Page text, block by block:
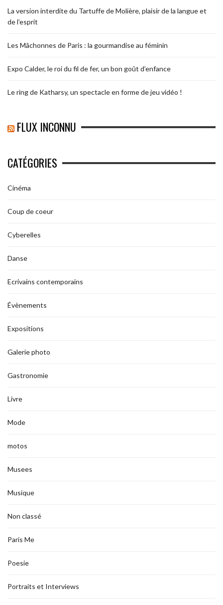
La version interdite du Tartuffe de Molière, plaisir de la langue et
de l’esprit
Les Mâchonnes de Paris : la gourmandise au féminin
Expo Calder, le roi du fil de fer, un bon goût d’enfance
Le ring de Katharsy, un spectacle en forme de jeu vidéo !
FLUX INCONNU
CATÉGORIES
Cinéma
Coup de coeur
Cyberelles
Danse
Ecrivains contemporains
Évènements
Expositions
Galerie photo
Gastronomie
Livre
Mode
motos
Musees
Musique
Non classé
Paris Me
Poesie
Portraits et Interviews